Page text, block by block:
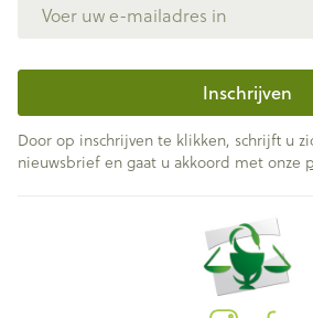
Inschrijven
Door op inschrijven te klikken, schrijft u
nieuwsbrief en gaat u akkoord met onze